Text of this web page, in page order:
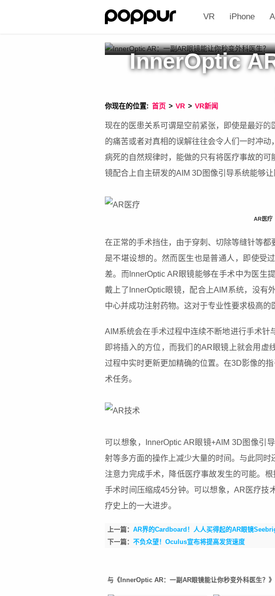
VR iPhone
InnerOptic
你现在的位置: 首页 > VR > VR新闻
现在的医患关系可谓是空前紧张，即使是最好
的痛苦或者对真相的误解往往会令人们一时冲
病死的自然规律时，能做的只有将医疗事故的
镜配合上自主研发的AIM 3D图像引导系统能够
AR医疗
在正常的手术挡住，由于穿刺、切除等缝针等
是不堪设想的。然而医生也是普通人，即使受
差。而InnerOptic AR眼镜能够在手术中为医生
戴上了InnerOptic眼镜，配合上AIM系统，没有
中心并成功注射药物。这对于专业性要求极高的
AIM系统会在手术过程中连续不断地进行手术
即将插入的方位，而我们的AR眼镜上就会用虚
过程中实时更新更加精确的位置。在3D影像的
术任务。
可以想象，InnerOptic AR眼镜+AIM 3D图像引
射等多方面的操作上减少大量的时间。与此同
注意力完成手术，降低医疗事故发生的可能。
手术时间压缩成45分钟。可以想象，AR医疗技
疗史上的一大进步。
上一篇： AR界的Cardboard！人人买得起的AR眼镜
下一篇： 不负众望！Oculus宣布将提高发货速度
与《InnerOptic AR：一副AR眼镜能让你秒变外科医生？》